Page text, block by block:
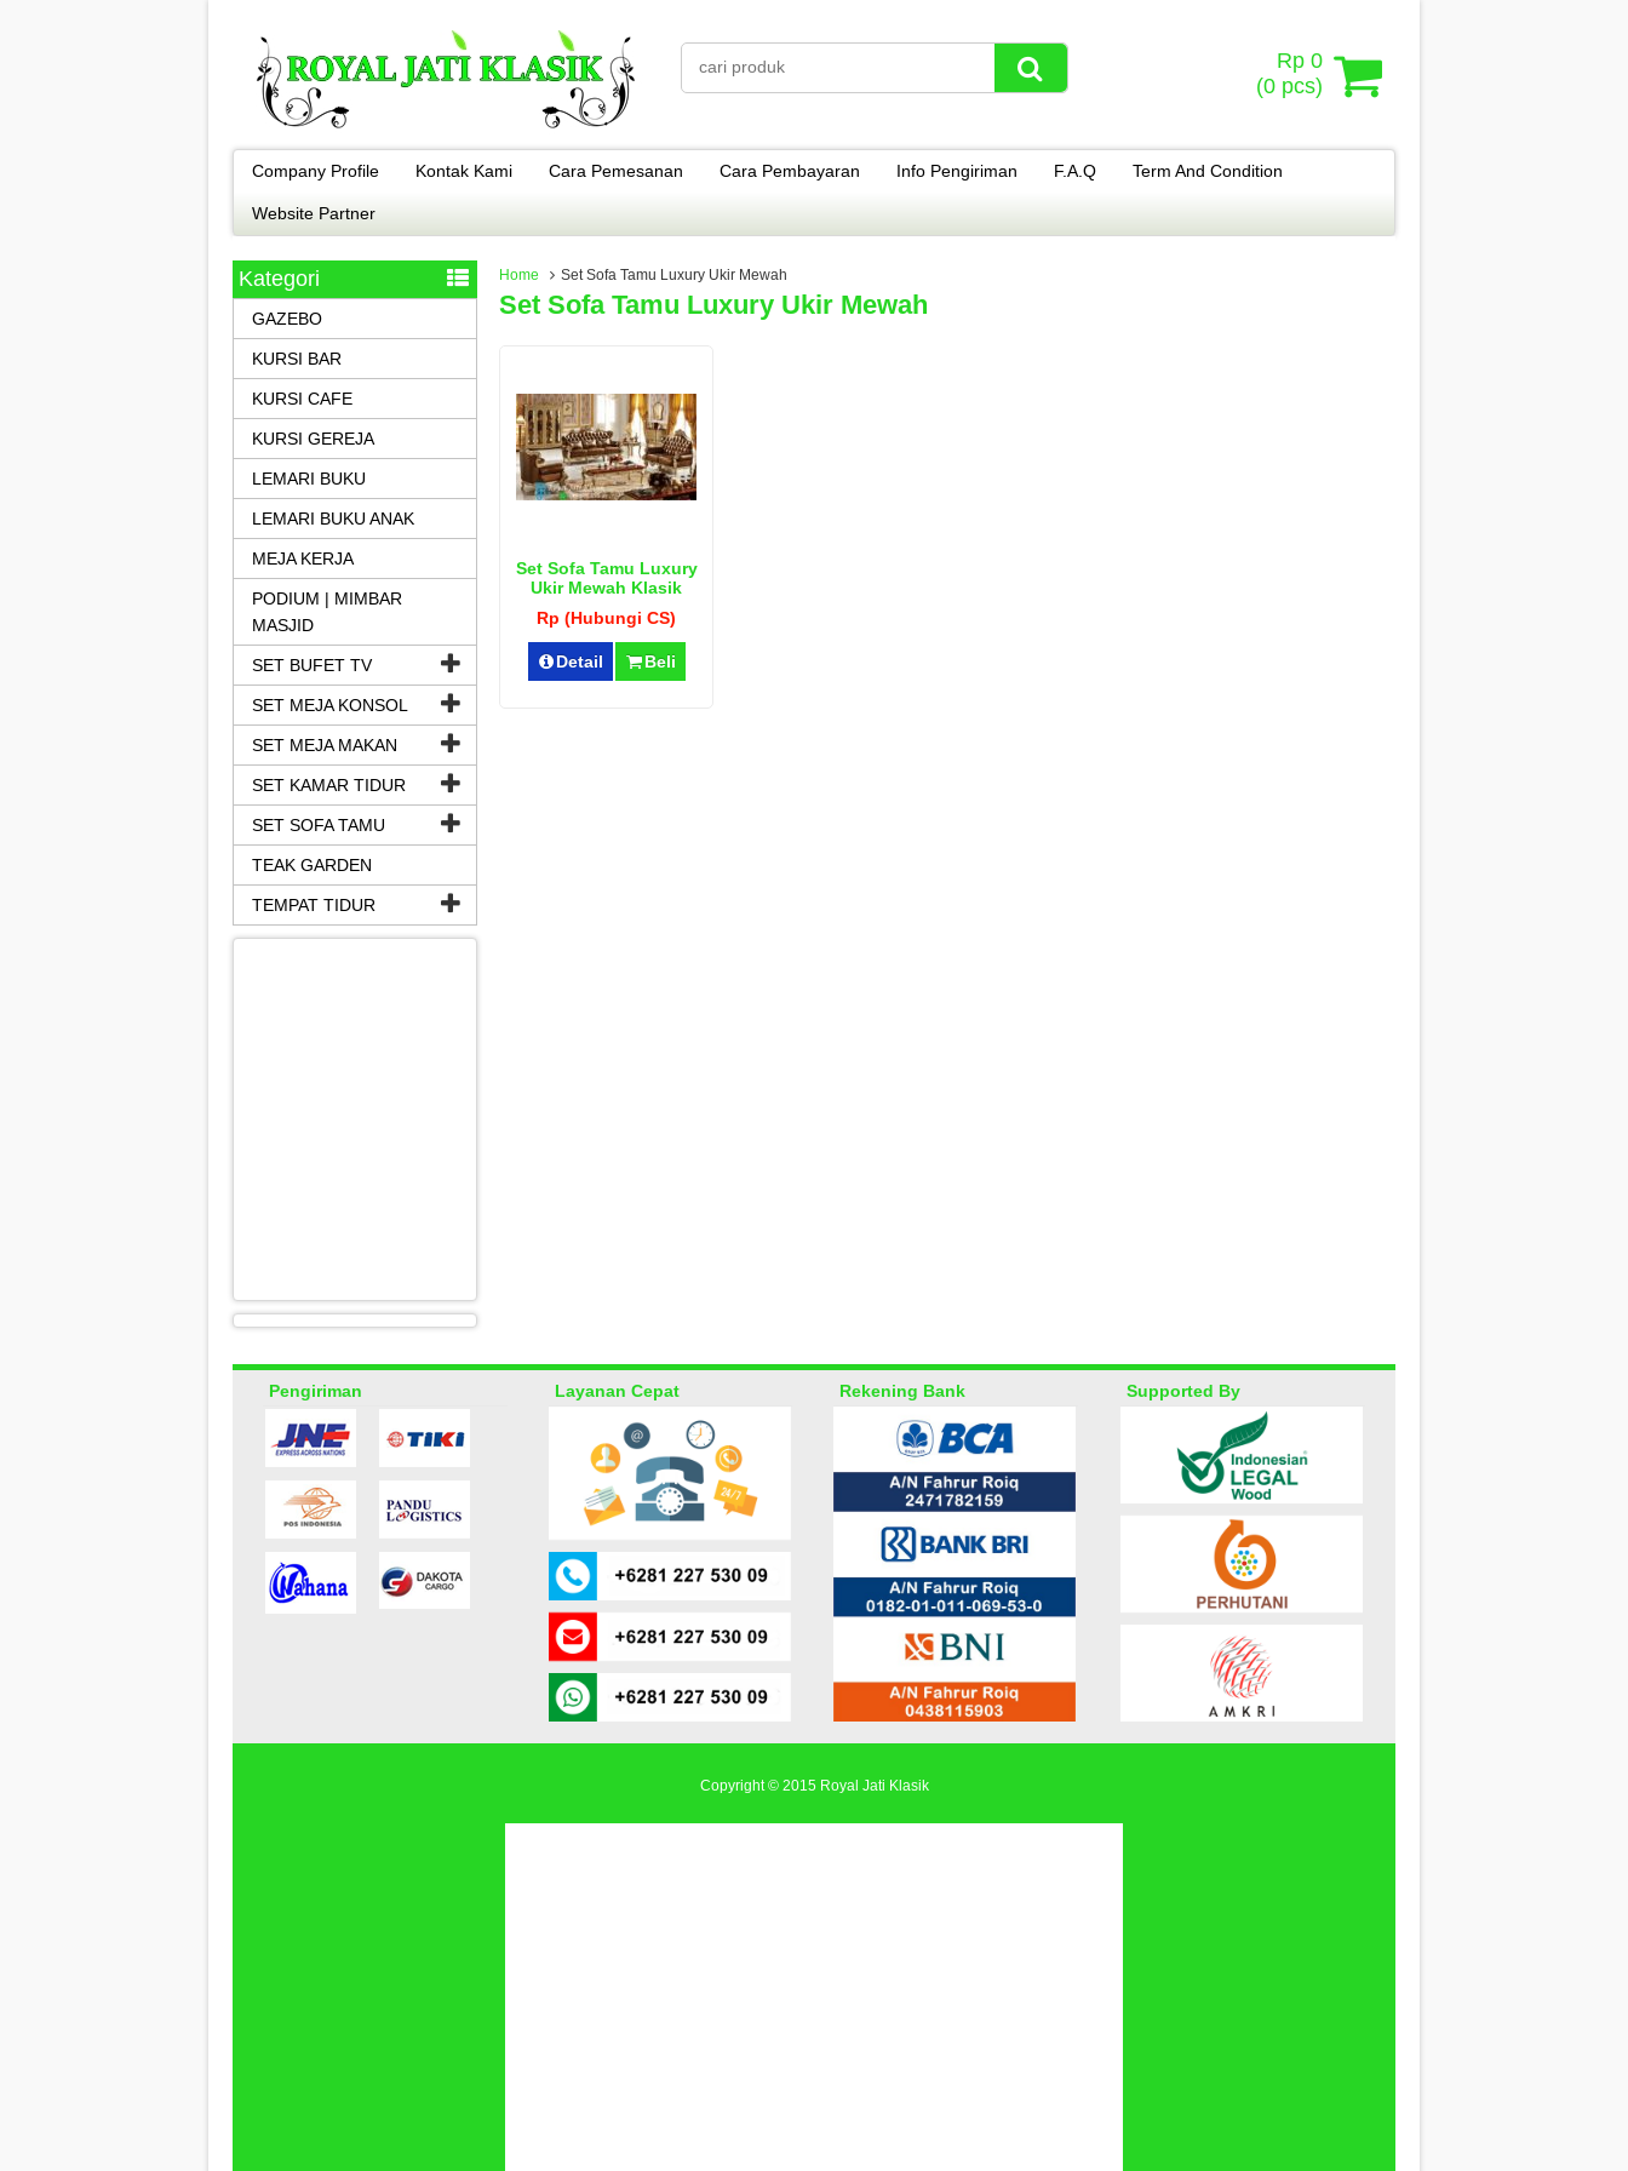
Rp 0
(0 pcs)
Company Profile Kontak Kami Cara Pemesanan Cara Pembayaran Info Pengiriman F.A.Q Term And Condition
Website Partner
Home Set Sofa Tamu Luxury Ukir Mewah
Set Sofa Tamu Luxury Ukir Mewah
Set Sofa Tamu Luxury
Ukir Mewah Klasik
Rp (Hubungi CS)
Detail Beli
Kategori
GAZEBO
KURSI BAR
KURSI CAFE
KURSI GEREJA
LEMARI BUKU
LEMARI BUKU ANAK
MEJA KERJA
PODIUM | MIMBAR
MASJID
SET BUFET TV
SET MEJA KONSOL
SET MEJA MAKAN
SET KAMAR TIDUR
SET SOFA TAMU
TEAK GARDEN
TEMPAT TIDUR
Pengiriman Layanan Cepat Rekening Bank Supported By
Copyright © 2015 Royal Jati Klasik